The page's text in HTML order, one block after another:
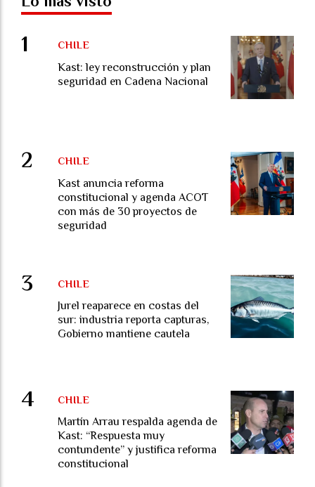
Kast: ley reconstrucción y plan
seguridad en Cadena Nacional
CHILE
Kast anuncia reforma
constitucional y agenda ACOT
con más de 30 proyectos de
seguridad
CHILE
Jurel reaparece en costas del
sur: industria reporta capturas,
Gobierno mantiene cautela
CHILE
Martín Arrau respalda agenda de
Kast: “Respuesta muy
contundente” y justifica reforma
constitucional
CHILE